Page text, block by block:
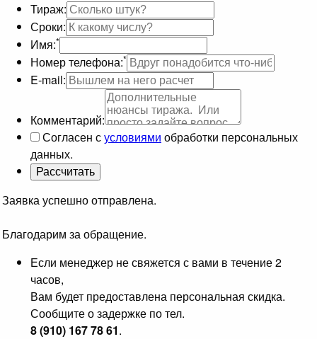
Тираж:
Сроки:
Имя:*
Номер телефона:*
E-mail:
Комментарий:
Согласен сусловиями обработки персональных
данных.
Заявка успешно отправлена.
Благодарим за обращение.
Если менеджер не свяжется с вами в течение 2
часов,
Вам будет предоставлена персональная скидка.
Сообщите о задержке по тел.
8 (910) 167 78 61.